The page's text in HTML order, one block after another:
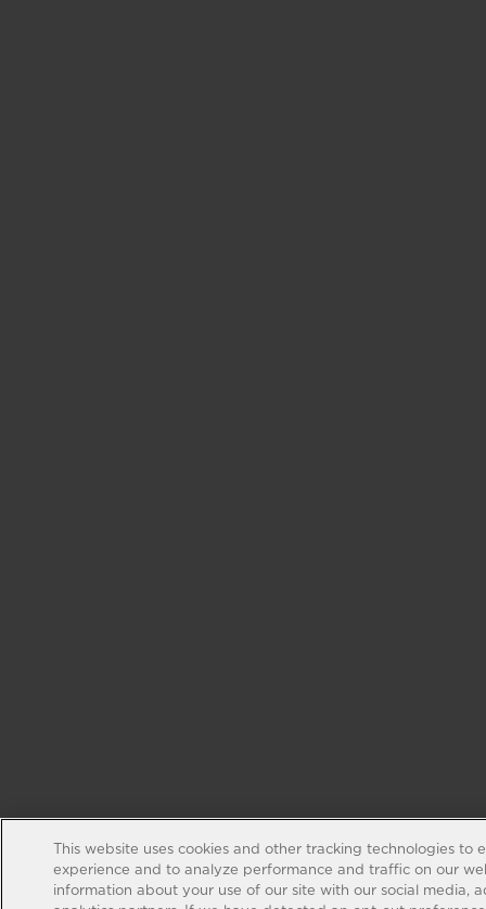
This website uses cookies and other tracking technologies to
experience and to analyze performance and traffic on our
information about your use of our site with our social media,